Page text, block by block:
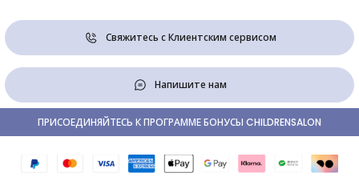
Свяжитесь с Клиентским сервисом
Напишите нам
ПРИСОЕДИНЯЙТЕСЬ К ПРОГРАММЕ БОНУСЫ CHILDRENSALON